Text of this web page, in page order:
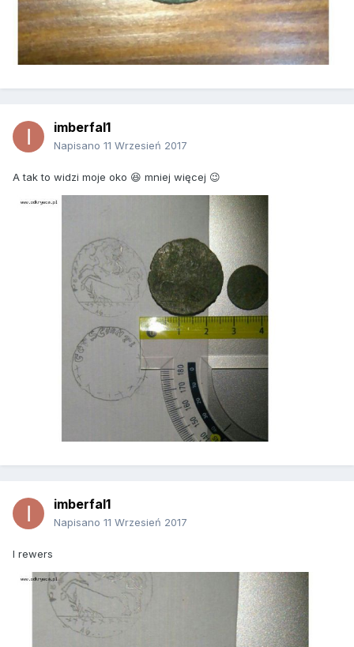
imberfal1
Napisano 11 Wrzesień 2017
A tak to widzi moje oko 😆 mniej więcej 😉
imberfal1
Napisano 11 Wrzesień 2017
I rewers